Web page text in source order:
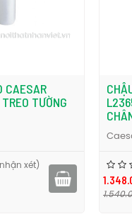
CAESAR
TƯỜNG
xét)